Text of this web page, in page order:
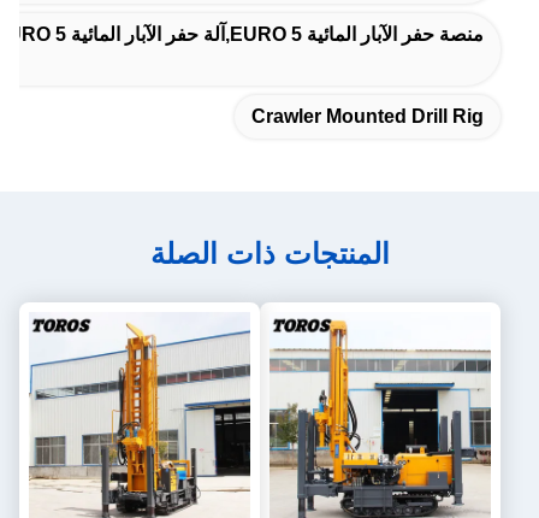
منصة حفر الآبار المائية EURO 5,آلة حفر الآبار المائية EURO 5,أجهزة حفر الآبار المائية
Crawler Mounted Drill Rig
المنتجات ذات الصلة